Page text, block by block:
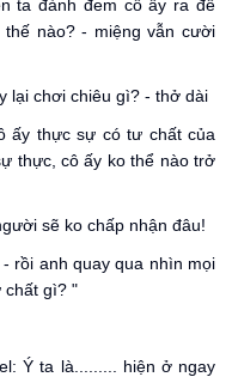
ta đành đem cô ấy ra để
nào? - miệng vẫn cười
lại chơi chiêu gì? - thở dài
ấy thực sự có tư chất của
thực, cô ấy ko thể nào trở
sẽ ko chấp nhận đâu!
rồi anh quay qua nhìn mọi
chất gì? "
Ý ta là......... hiện ở ngay